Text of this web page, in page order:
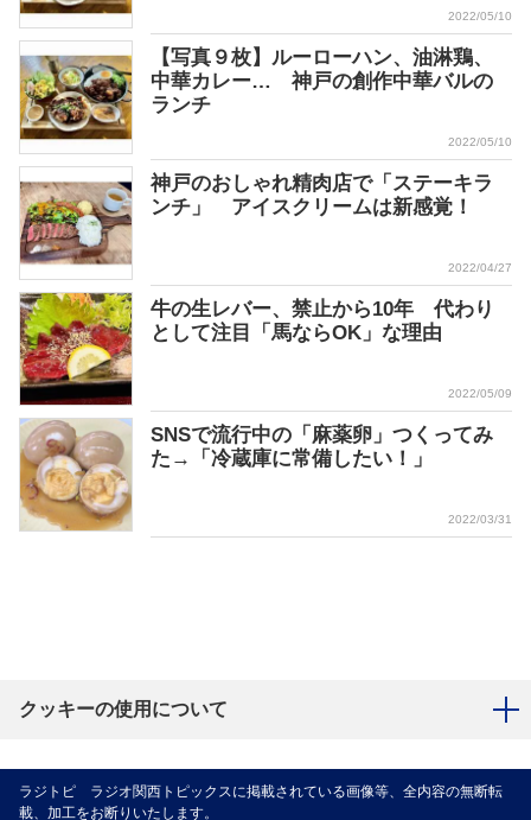
2022/05/10
【写真９枚】ルーローハン、油淋鶏、
中華カレー… 神戸の創作中華バルの
ランチ
2022/05/10
神戸のおしゃれ精肉店で「ステーキラ
ンチ」 アイスクリームは新感覚！
2022/04/27
牛の生レバー、禁止から10年 代わり
として注目「馬ならOK」な理由
2022/05/09
SNSで流行中の「麻薬卵」つくってみ
た→「冷蔵庫に常備したい！」
2022/03/31
クッキーの使用について
ラジトピ ラジオ関西トピックスに掲載されている画像等、全内容の無断転
載、加工をお断りいたします。